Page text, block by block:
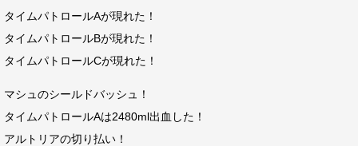
タイムパトロールAが現れた！
タイムパトロールBが現れた！
タイムパトロールCが現れた！
マシュのシールドバッシュ！
タイムパトロールAは2480ml出血した！
アルトリアの切り払い！